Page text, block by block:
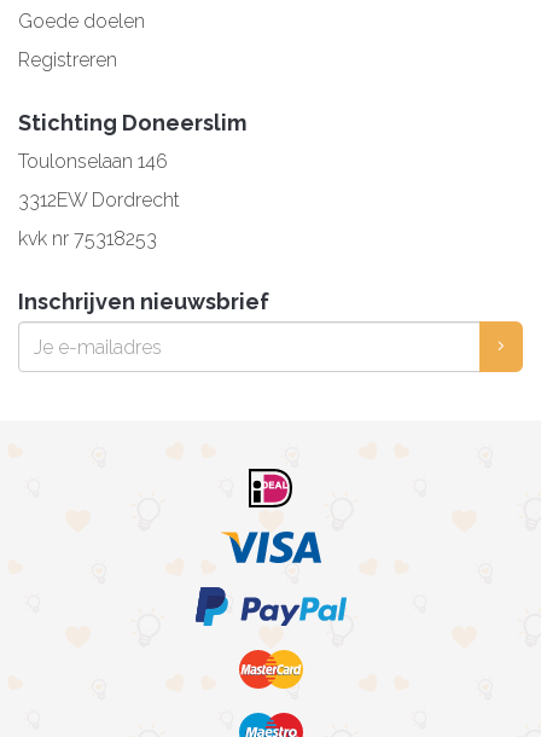
Goede doelen
Registreren
Stichting Doneerslim
Toulonselaan 146
3312EW Dordrecht
kvk nr 75318253
Inschrijven nieuwsbrief